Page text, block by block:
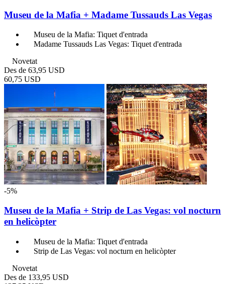
Museu de la Mafia + Madame Tussauds Las Vegas
Museu de la Mafia: Tiquet d'entrada
Madame Tussauds Las Vegas: Tiquet d'entrada
Novetat
Des de 63,95 USD
60,75 USD
-5%
Museu de la Mafia + Strip de Las Vegas: vol nocturn
en helicòpter
Museu de la Mafia: Tiquet d'entrada
Strip de Las Vegas: vol nocturn en helicòpter
Novetat
Des de 133,95 USD